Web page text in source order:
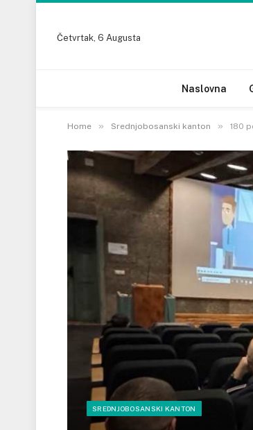
Četvrtak, 6 Augusta
Naslovna
Home » Srednjobosanski kanton » 180
SREDNJOBOSANSKI KANTON